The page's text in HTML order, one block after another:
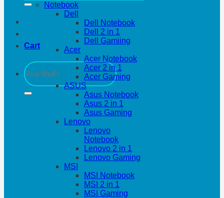
Cart
Search
for:
Notebook
Dell
Dell Notebook
Dell 2 in 1
Dell Gamiing
Acer
Acer Notebook
Acer 2 in 1
Acer Gaming
ASUS
Asus Notebook
Asus 2 in 1
Asus Gaming
Lenovo
Lenovo
Notebook
Lenovo 2 in 1
Lenovo Gaming
MSI
MSI Notebook
MSI 2 in 1
MSI Gaming